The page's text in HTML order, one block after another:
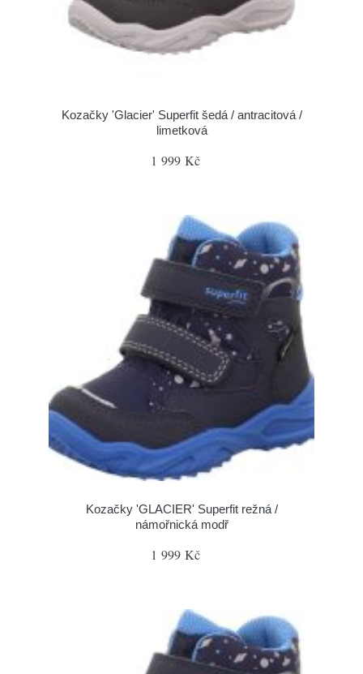
Kozačky 'Glacier' Superfit šedá / antracitová /
limetková
1 999 Kč
Kozačky 'GLACIER' Superfit režná /
námořnická modř
1 999 Kč